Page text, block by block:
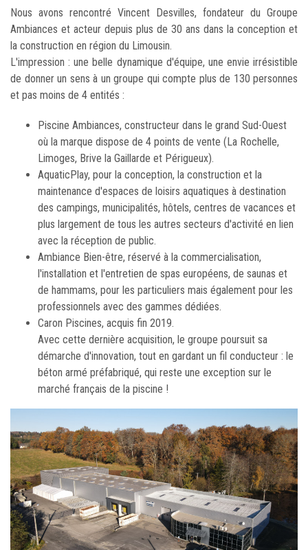
Nous avons rencontré Vincent Desvilles, fondateur du Groupe
Ambiances et acteur depuis plus de 30 ans dans la conception et
la construction en région du Limousin.
L'impression : une belle dynamique d'équipe, une envie irrésistible
de donner un sens à un groupe qui compte plus de 130 personnes
et pas moins de 4 entités :
Piscine Ambiances, constructeur dans le grand Sud-Ouest
où la marque dispose de 4 points de vente (La Rochelle,
Limoges, Brive la Gaillarde et Périgueux).
AquaticPlay, pour la conception, la construction et la
maintenance d'espaces de loisirs aquatiques à destination
des campings, municipalités, hôtels, centres de vacances et
plus largement de tous les autres secteurs d'activité en lien
avec la réception de public.
Ambiance Bien-être, réservé à la commercialisation,
l'installation et l'entretien de spas européens, de saunas et
de hammams, pour les particuliers mais également pour les
professionnels avec des gammes dédiées.
Caron Piscines, acquis fin 2019.
Avec cette dernière acquisition, le groupe poursuit sa
démarche d'innovation, tout en gardant un fil conducteur : le
béton armé préfabriqué, qui reste une exception sur le
marché français de la piscine !